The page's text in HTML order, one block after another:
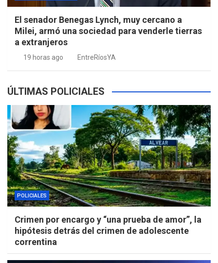
El senador Benegas Lynch, muy cercano a
Milei, armó una sociedad para venderle tierras
a extranjeros
19 horas ago EntreRíosYA
ÚLTIMAS POLICIALES
POLICIALES
Crimen por encargo y “una prueba de amor”, la
hipótesis detrás del crimen de adolescente
correntina